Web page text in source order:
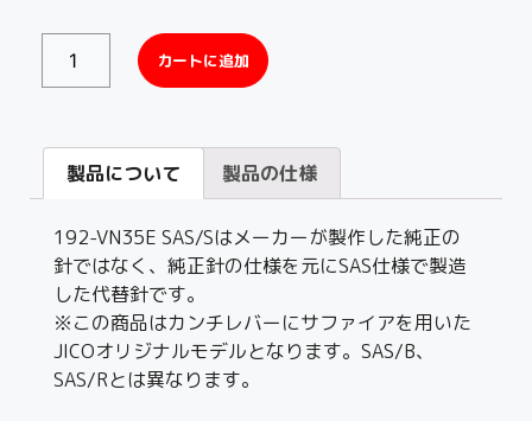
カートに追加
製品について 製品の仕様
192-VN35E SAS/Sはメーカーが製作した純正の
針ではなく、純正針の仕様を元にSAS仕様で製造
した代替針です。
※この商品はカンチレバーにサファイアを用いた
JICOオリジナルモデルとなります。SAS/B、
SAS/Rとは異なります。